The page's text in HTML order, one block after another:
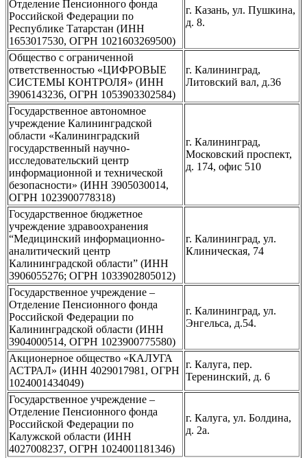
Отделение Пенсионного фонда
Российской Федерации по
Республике Татарстан (ИНН
1653017530, ОГРН 1021603269500)
г. Казань, ул. Пушкина,
д. 8.
Общество с ограниченной
ответственностью «ЦИФРОВЫЕ
СИСТЕМЫ КОНТРОЛЯ» (ИНН
3906143236, ОГРН 1053903302584)
г. Калининград,
Литовский вал, д.36
Государственное автономное
учреждение Калининградской
области «Калининградский
государственный научно-
исследовательский центр
информационной и технической
безопасности» (ИНН 3905030014,
ОГРН 1023900778318)
г. Калининград,
Московский проспект,
д. 174, офис 510
Государственное бюджетное
учреждение здравоохранения
“Медицинский информационно-
аналитический центр
Калининградской области” (ИНН
3906055276; ОГРН 1033902805012)
г. Калининград, ул.
Клиническая, 74
Государственное учреждение –
Отделение Пенсионного фонда
Российской Федерации по
Калининградской области (ИНН
3904000514, ОГРН 1023900775580)
г. Калининград, ул.
Энгельса, д.54.
Акционерное общество «КАЛУГА
АСТРАЛ» (ИНН 4029017981, ОГРН
1024001434049)
г. Калуга, пер.
Теренинский, д. 6
Государственное учреждение –
Отделение Пенсионного фонда
Российской Федерации по
Калужской области (ИНН
4027008237, ОГРН 1024001181346)
г. Калуга, ул. Болдина,
д. 2а.